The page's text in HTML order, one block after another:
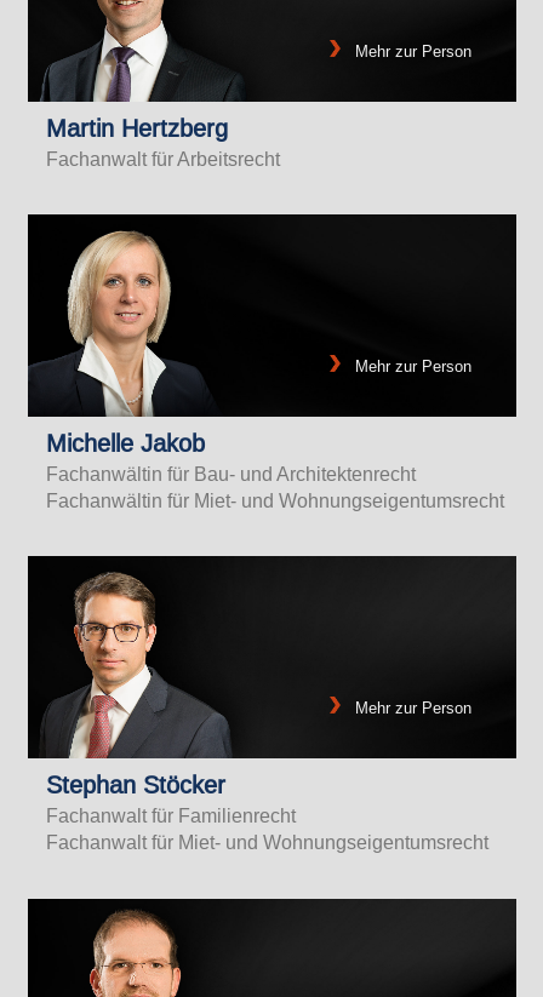
Mehr zur Person
Martin Hertzberg
Fachanwalt für Arbeitsrecht
Mehr zur Person
Michelle Jakob
Fachanwältin für Bau- und Architektenrecht
Fachanwältin für Miet- und Wohnungseigentumsrecht
Mehr zur Person
Stephan Stöcker
Fachanwalt für Familienrecht
Fachanwalt für Miet- und Wohnungseigentumsrecht